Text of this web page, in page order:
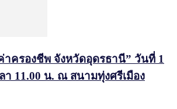
าครองชีพ จังหวัดอุดรธานี” วันที่ 1
า 11.00 น. ณ สนามทุ่งศรีเมือง